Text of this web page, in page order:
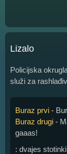
Lizalo
Policijska
služi za
Buraz prvi -
Buraz drugi -
gaaas!
: dvajes